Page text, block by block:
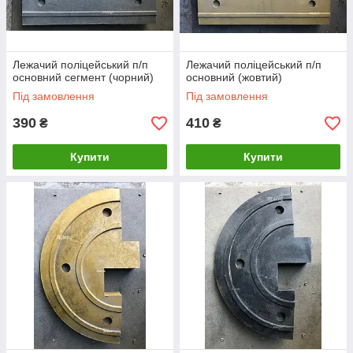
Лежачий поліцейський п/п
основний сегмент (чорний)
Під замовлення
390 ₴
Купити
Лежачий поліцейський п/п
основний (жовтий)
Під замовлення
410 ₴
Купити